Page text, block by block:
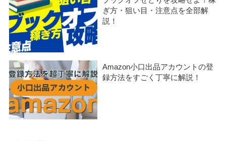
ぎ方・狙い目・注意点を全部解
説！
Amazon小口出品アカウントの登
録方法をすごく丁寧に解説！